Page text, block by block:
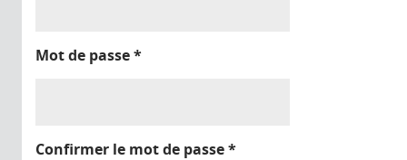
Mot de passe*
Confirmer le mot de passe*